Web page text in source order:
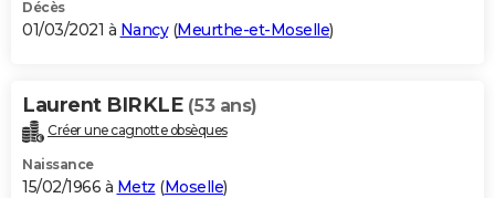
Décès
01/03/2021 à Nancy(Meurthe-et-Moselle)
Laurent BIRKLE (53 ans)
Créer une cagnotte obsèques
Naissance
15/02/1966 à Metz (Moselle)